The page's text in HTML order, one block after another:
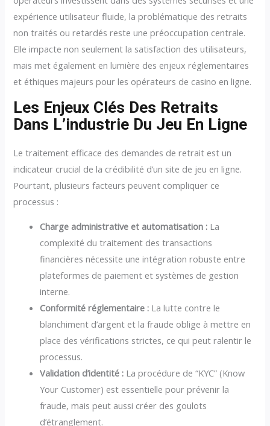
expérience utilisateur fluide, la problématique des retraits
non traités ou retardés reste une préoccupation centrale.
Elle impacte non seulement la satisfaction des utilisateurs,
mais met également en lumière des enjeux réglementaires
et éthiques majeurs pour les opérateurs de casino en ligne.
Les Enjeux Clés Des Retraits
Dans L’industrie Du Jeu En Ligne
Le traitement efficace des demandes de retrait est un
indicateur crucial de la crédibilité d’un site de jeu en ligne.
Pourtant, plusieurs facteurs peuvent compliquer ce
processus :
Charge administrative et automatisation : La
complexité du traitement des transactions
financières nécessite une intégration robuste entre
plateformes de paiement et systèmes de gestion
interne.
Conformité réglementaire : La lutte contre le
blanchiment d’argent et la fraude oblige à mettre en
place des vérifications strictes, ce qui peut ralentir le
processus.
Validation d’identité : La procédure de “KYC” (Know
Your Customer) est essentielle pour prévenir la
fraude, mais peut aussi créer des goulots
d’étranglement.